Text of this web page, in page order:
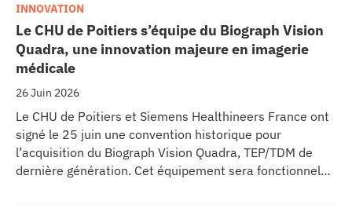
Le CHU de Poitiers s’équipe du Biograph Vision
Quadra, une innovation majeure en imagerie
médicale
26 Juin 2026
INNOVATION
Le CHU de Poitiers et Siemens Healthineers France ont
signé le 25 juin une convention historique pour
l’acquisition du Biograph Vision Quadra, TEP/TDM de
dernière génération. Cet équipement sera fonctionnel